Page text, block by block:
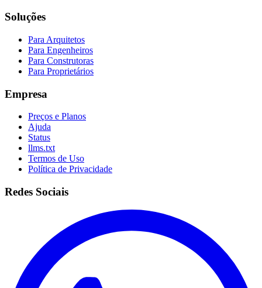
Soluções
Para Arquitetos
Para Engenheiros
Para Construtoras
Para Proprietários
Empresa
Preços e Planos
Ajuda
Status
llms.txt
Termos de Uso
Política de Privacidade
Redes Sociais